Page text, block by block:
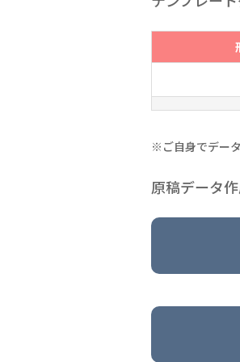
※ご自身でデー
原稿データ